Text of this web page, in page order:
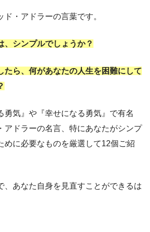
・アドラーの言葉です。
、シンプルでしょうか？
たら、何があなたの人生を困難にして
勇気』や『幸せになる勇気』で有名
アドラーの名言、特にあなたがシンプ
めに必要なものを厳選して12個ご紹
、あなた自身を見直すことができるは